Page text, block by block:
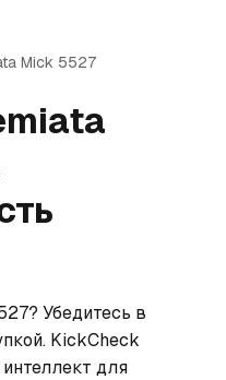
Mick 5527
Убедитесь в
KickCheck
для